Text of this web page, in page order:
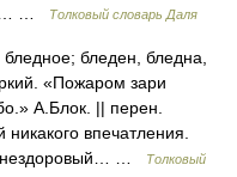
*… … Толковый словарь Даля
бледен, бледна,
«Пожаром зари
А.Блок. || перен.
впечатления.
нездоровый… …
Толковый